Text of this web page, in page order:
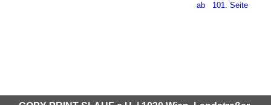
ab 101. Seite